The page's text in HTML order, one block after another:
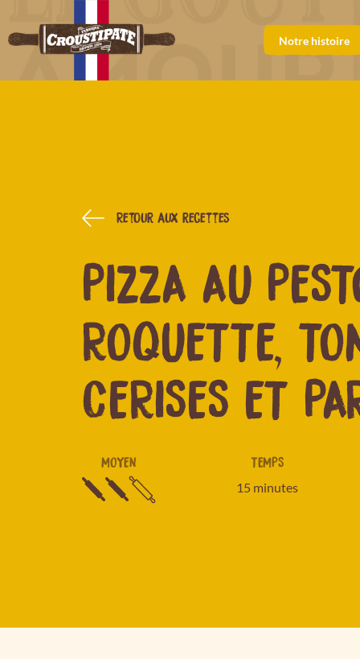
Notre histoire
Retour aux recettes
PIZZA AU
ROQUETTE,
CERISES ET
MOYEN TEMPS
15 minutes